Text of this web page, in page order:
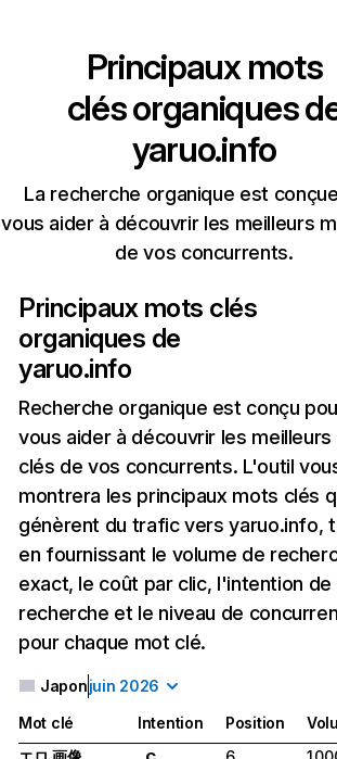
Principaux mots
clés organiques
yaruo.info
La recherche organique est
vous aider à découvrir les meilleurs
de vos concurrents.
Principaux mots clés
organiques de
yaruo.info
Recherche organique est conçu
vous aider à découvrir les
clés de vos concurrents. L'outil
montrera les principaux mots clés
génèrent du trafic vers yaruo.info,
en fournissant le volume de
exact, le coût par clic, l'intention de
recherche et le niveau de
pour chaque mot clé.
Japonjuin 2026
Mot clé Intention Position